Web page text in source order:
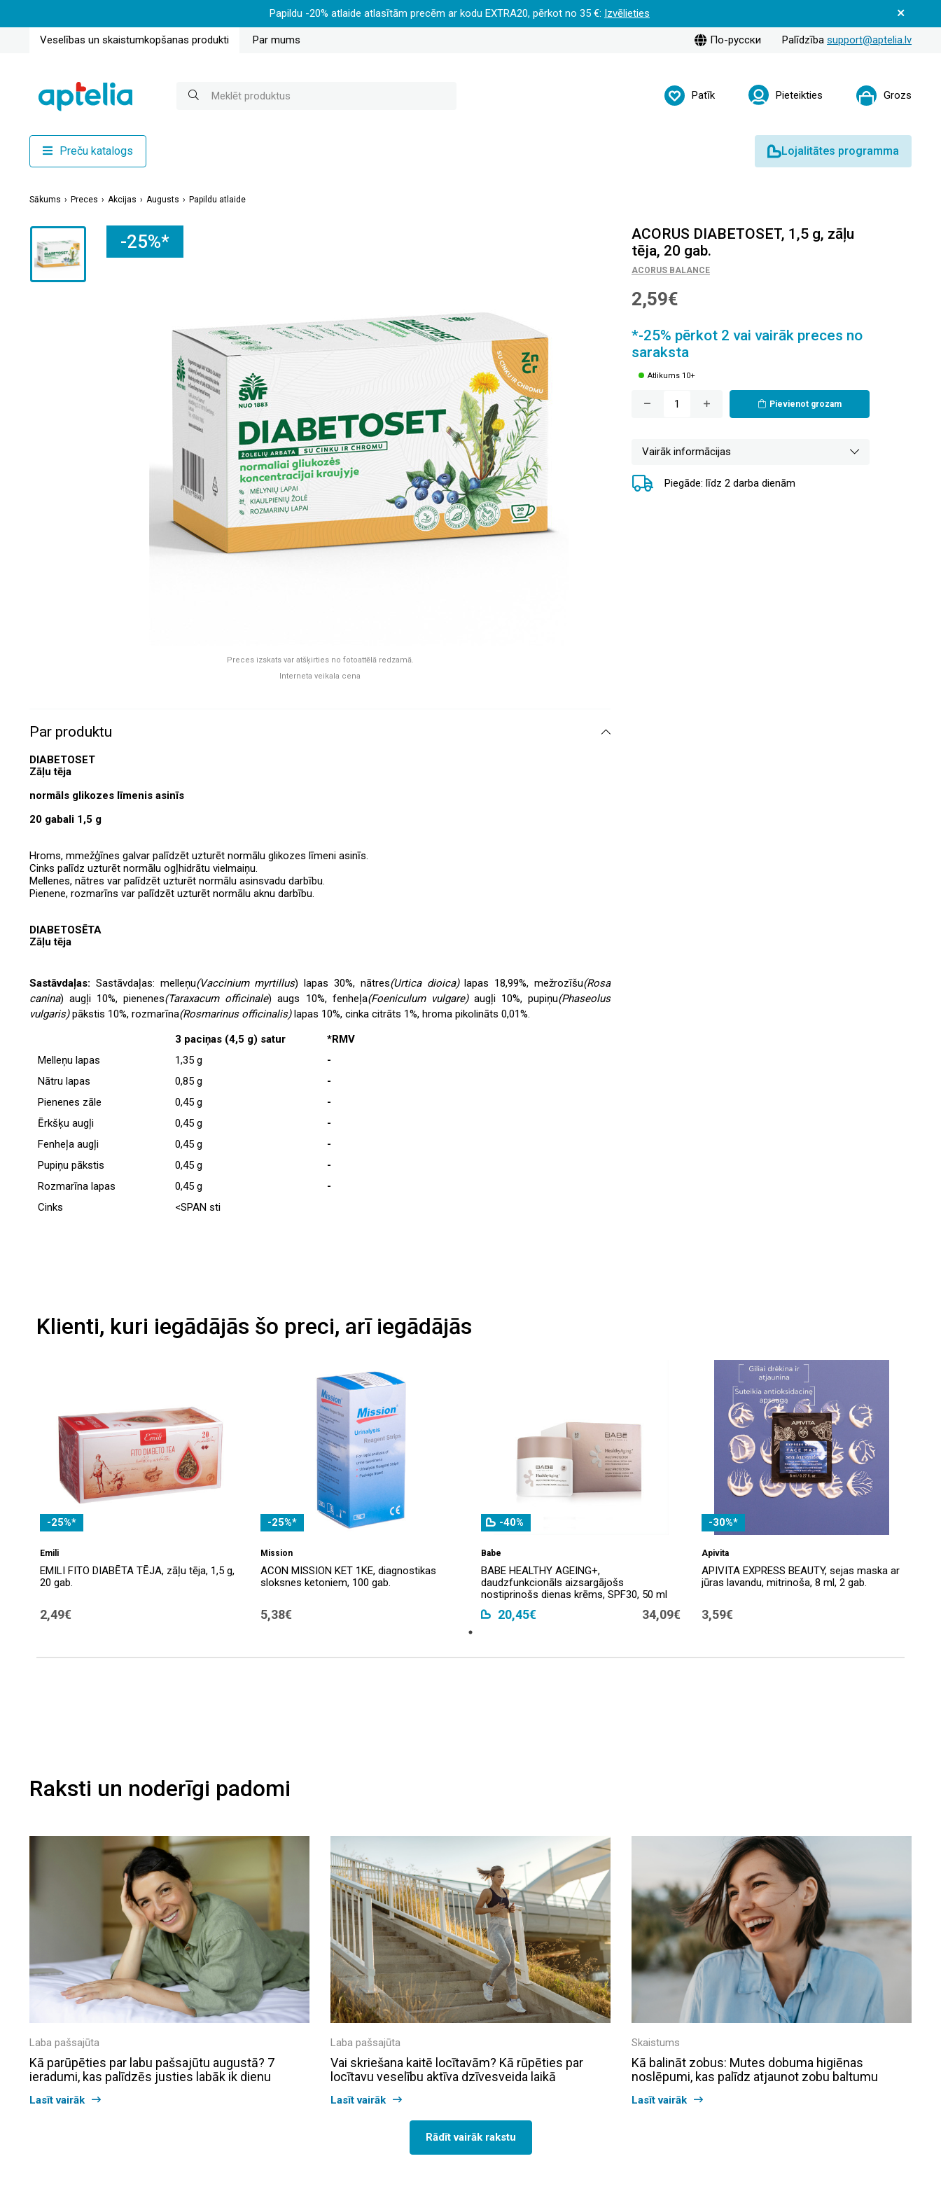
Papildu -20% atlaide atlasītām precēm ar kodu EXTRA20, pērkot no 35 €: Izvēlieties
Veselības un skaistumkopšanas produkti Par mums По-русски Palīdzība support@aptelia.lv
Patīk Pieteikties Grozs
Preču katalogs Lojalitātes programma
Sākums Preces Akcijas Augusts Papildu atlaide
-25%*
Preces izskats var atšķirties no fotoattēlā redzamā.
Interneta veikala cena
Par produktu
DIABETOSET
Zāļu tēja
normāls glikozes līmenis asinīs
20 gabali 1,5 g
Hroms, mmežģīnes galvar palīdzēt uzturēt normālu glikozes līmeni asinīs.
Cinks palīdz uzturēt normālu ogļhidrātu vielmaiņu.
Mellenes, nātres var palīdzēt uzturēt normālu asinsvadu darbību.
Pienene, rozmarīns var palīdzēt uzturēt normālu aknu darbību.
DIABETOSĒTA
Zāļu tēja
Sastāvdaļas: Sastāvdaļas: melleņu(Vaccinium myrtillus) lapas 30%, nātres(Urtica dioica)lapas 18,99%, mežrozīšu(Rosa
canina) augļi 10%, pienenes(Taraxacum officinale) augs 10%, fenheļa(Foeniculum vulgare)augļi 10%, pupiņu(Phaseolus
vulgaris)pākstis 10%, rozmarīna(Rosmarinus officinalis)lapas 10%, cinka citrāts 1%, hroma pikolināts 0,01%.
3 paciņas (4,5 g) satur
*RMV
Melleņu lapas
1,35 g
-
Nātru lapas
0,85 g
-
Pienenes zāle
0,45 g
-
Ērkšķu augļi
0,45 g
-
Fenheļa augļi
0,45 g
-
Pupiņu pākstis
0,45 g
-
Rozmarīna lapas
0,45 g
-
Cinks
<SPAN sti
ACORUS DIABETOSET, 1,5 g, zāļu
tēja, 20 gab.
ACORUS BALANCE
2,59€
*-25% pērkot 2 vai vairāk preces no
saraksta
Atlikums 10+
Pievienot grozam
Vairāk informācijas
Piegāde: līdz 2 darba dienām
Klienti, kuri iegādājās šo preci, arī iegādājās
-25%*
Emili
EMILI FITO DIABĒTA TĒJA, zāļu tēja, 1,5 g,
20 gab.
2,49€
-25%*
Mission
ACON MISSION KET 1KE, diagnostikas
sloksnes ketoniem, 100 gab.
5,38€
-40%
Babe
BABE HEALTHY AGEING+,
daudzfunkcionāls aizsargājošs
nostiprinošs dienas krēms, SPF30, 50 ml
20,45€ 34,09€
-30%*
Apivita
APIVITA EXPRESS BEAUTY, sejas maska ​​ar
jūras lavandu, mitrinoša, 8 ml, 2 gab.
3,59€
Raksti un noderīgi padomi
Laba pašsajūta
Kā parūpēties par labu pašsajūtu augustā? 7
ieradumi, kas palīdzēs justies labāk ik dienu
Lasīt vairāk
Laba pašsajūta
Vai skriešana kaitē locītavām? Kā rūpēties par
locītavu veselību aktīva dzīvesveida laikā
Lasīt vairāk
Skaistums
Kā balināt zobus: Mutes dobuma higiēnas
noslēpumi, kas palīdz atjaunot zobu baltumu
Lasīt vairāk
Rādīt vairāk rakstu